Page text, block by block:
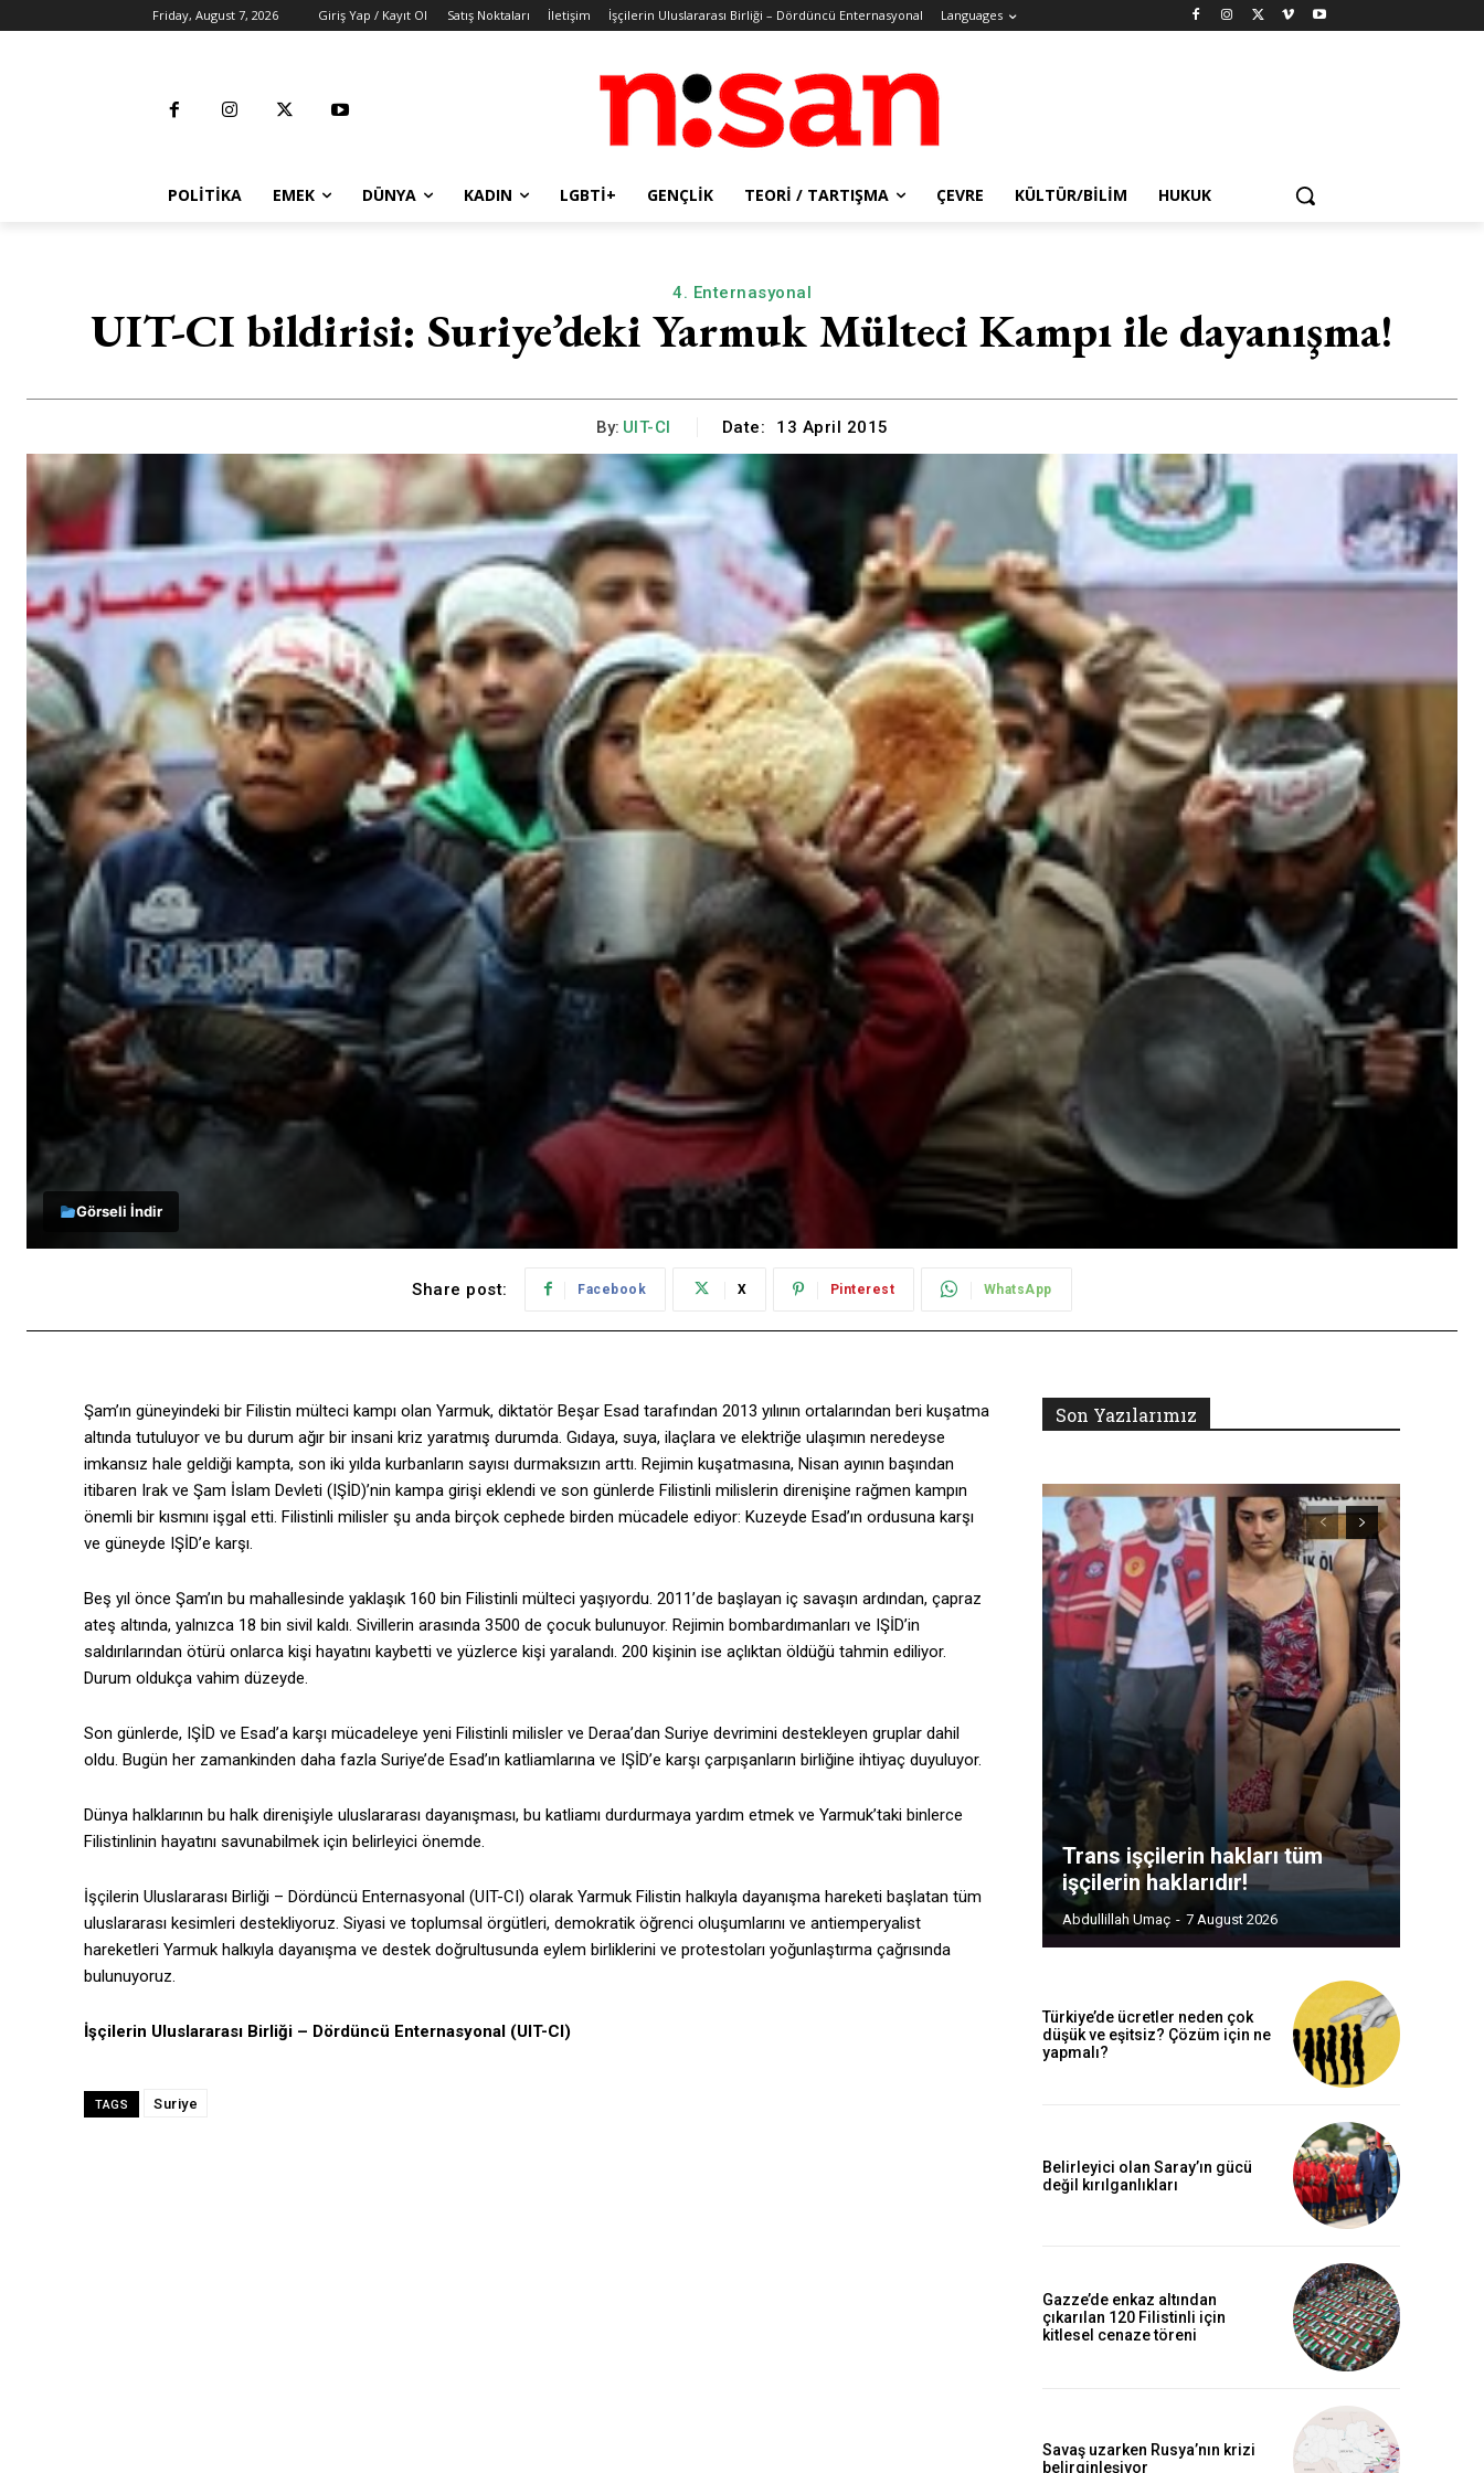
Friday, August 7, 2026 Giriş Yap / Kayıt Ol Satış Noktaları İletişim İşçilerin Uluslararası Birliği – Dördüncü Enternasyonal Languages
POLITIKA EMEK DÜNYA KADIN LGBTİ+ GENÇLIK TEORI / TARTIŞMA ÇEVRE KÜLTÜR/BILIM HUKUK
4. Enternasyonal
UIT-CI bildirisi: Suriye’deki Yarmuk Mülteci Kampı ile dayanışma!
By: UIT-CI Date: 13 April 2015
Görseli İndir
Share post: Facebook X Pinterest WhatsApp
Şam’ın güneyindeki bir Filistin mülteci kampı olan Yarmuk, diktatör Beşar Esad tarafından 2013 yılının ortalarından beri kuşatma
altında tutuluyor ve bu durum ağır bir insani kriz yaratmış durumda. Gıdaya, suya, ilaçlara ve elektriğe ulaşımın neredeyse
imkansız hale geldiği kampta, son iki yılda kurbanların sayısı durmaksızın arttı. Rejimin kuşatmasına, Nisan ayının başından
itibaren Irak ve Şam İslam Devleti (IŞİD)’nin kampa girişi eklendi ve son günlerde Filistinli milislerin direnişine rağmen kampın
önemli bir kısmını işgal etti. Filistinli milisler şu anda birçok cephede birden mücadele ediyor: Kuzeyde Esad’ın ordusuna karşı
ve güneyde IŞİD’e karşı.
Beş yıl önce Şam’ın bu mahallesinde yaklaşık 160 bin Filistinli mülteci yaşıyordu. 2011’de başlayan iç savaşın ardından, çapraz
ateş altında, yalnızca 18 bin sivil kaldı. Sivillerin arasında 3500 de çocuk bulunuyor. Rejimin bombardımanları ve IŞİD’in
saldırılarından ötürü onlarca kişi hayatını kaybetti ve yüzlerce kişi yaralandı. 200 kişinin ise açlıktan öldüğü tahmin ediliyor.
Durum oldukça vahim düzeyde.
Son günlerde, IŞİD ve Esad’a karşı mücadeleye yeni Filistinli milisler ve Deraa’dan Suriye devrimini destekleyen gruplar dahil
oldu. Bugün her zamankinden daha fazla Suriye’de Esad’ın katliamlarına ve IŞİD’e karşı çarpışanların birliğine ihtiyaç duyuluyor.
Dünya halklarının bu halk direnişiyle uluslararası dayanışması, bu katliamı durdurmaya yardım etmek ve Yarmuk’taki binlerce
Filistinlinin hayatını savunabilmek için belirleyici önemde.
İşçilerin Uluslararası Birliği – Dördüncü Enternasyonal (UIT-CI) olarak Yarmuk Filistin halkıyla dayanışma hareketi başlatan tüm
uluslararası kesimleri destekliyoruz. Siyasi ve toplumsal örgütleri, demokratik öğrenci oluşumlarını ve antiemperyalist
hareketleri Yarmuk halkıyla dayanışma ve destek doğrultusunda eylem birliklerini ve protestoları yoğunlaştırma çağrısında
bulunuyoruz.
İşçilerin Uluslararası Birliği – Dördüncü Enternasyonal (UIT-CI)
TAGS Suriye
Son Yazılarımız
Trans işçilerin hakları tüm
işçilerin haklarıdır!
Abdullillah Umaç - 7 August 2026
Türkiye’de ücretler neden çok
düşük ve eşitsiz? Çözüm için ne
yapmalı?
Belirleyici olan Saray’ın gücü
değil kırılganlıkları
Gazze’de enkaz altından
çıkarılan 120 Filistinli için
kitlesel cenaze töreni
Savaş uzarken Rusya’nın krizi
belirginleşiyor